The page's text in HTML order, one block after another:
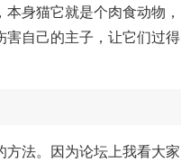
身猫它就是个肉食动物，
害自己的主子，让它们过得
法。因为论坛上我看大家